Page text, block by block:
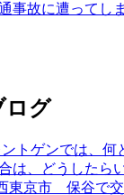
事故に遭ってし
ントゲンでは、何
は、どうしたら
東京市 保谷で